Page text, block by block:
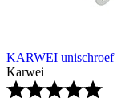
KARWEI unischroef
Karwei